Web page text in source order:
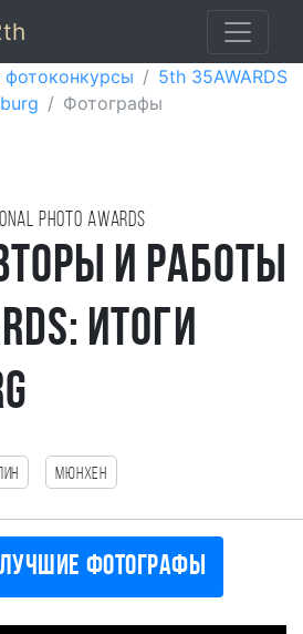
5th 35AWARDS
Фотографы
photo awards
и работы
итоги
Мюнхен
Лучшие фотографы